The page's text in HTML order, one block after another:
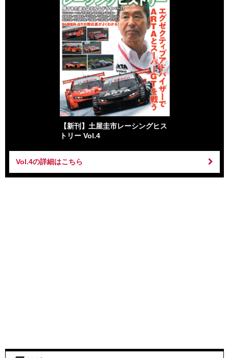
【新刊】土屋圭市レーシングヒス
トリー Vol.4
Vol.4の詳細はこちら